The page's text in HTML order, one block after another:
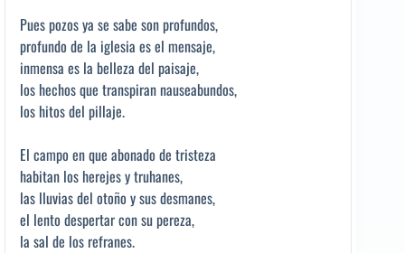
Pues pozos ya se sabe son profundos,
profundo de la iglesia es el mensaje,
inmensa es la belleza del paisaje,
los hechos que transpiran nauseabundos,
los hitos del pillaje.
El campo en que abonado de tristeza
habitan los herejes y truhanes,
las lluvias del otoño y sus desmanes,
el lento despertar con su pereza,
la sal de los refranes.